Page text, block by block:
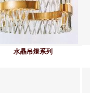
水晶吊燈系列